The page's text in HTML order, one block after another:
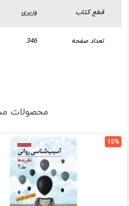
قطع کتاب وزیری
تعداد صفحه 346
محصولات
10%